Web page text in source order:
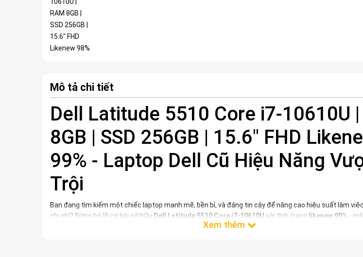
Mô tả chi tiết
Dell Latitude 5510 Core i7-10610U |
8GB | SSD 256GB | 15.6" FHD
99% - Laptop Dell Cũ Hiệu Năng
Trội
Bạn đang tìm kiếm một chiếc laptop mạnh mẽ, bền bỉ, và đáng tin cậy để nâng cao hiệu suất làm
chi phí? Đừng bỏ lỡ cơ hội sở hữu Dell Latitude 5510 Core i7-10610U với tình trạng likenew 99% -
laptop Dell cũhiệu năng cao. Chiếc